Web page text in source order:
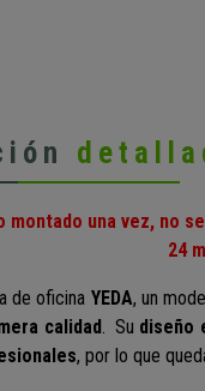
montado una vez, no
24
de oficina YEDA, un
calidad . Su diseño
, por lo que